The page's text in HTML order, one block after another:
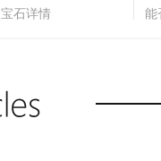
宝石详情 能